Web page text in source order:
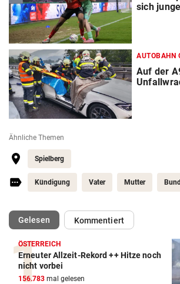
sich
AUTOBAHN
Auf der
Ähnliche Themen
Spielberg
Kündigung Vater Mutter
Gelesen(ausgewählt)Kommentiert
ÖSTERREICH
Erneuter Allzeit-Rekord ++ Hitze noch
nicht vorbei
156.783 mal gelesen